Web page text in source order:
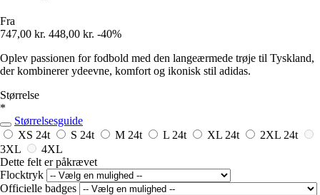
Fra
747,00 kr. 448,00 kr. -40%
Oplev passionen for fodbold med den langeærmede trøje til Tyskland,
der kombinerer ydeevne, komfort og ikonisk stil adidas.
Størrelse
*
Størrelsesguide
XS 24t S 24t M 24t L 24t XL 24t 2XL 24t
3XL
4XL
Dette felt er påkrævet
Flocktryk
Officielle badges